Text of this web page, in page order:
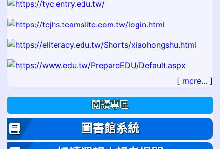
[ more... ]
閱讀專區
圖書館系統